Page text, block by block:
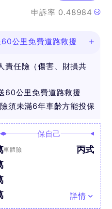
申訴率 0.48984
公里免費道路救援
責任險（傷害、財損共
60公里免費道路救援
須未滿6年車齡方能投保
保自己
車體險 丙式
詳情